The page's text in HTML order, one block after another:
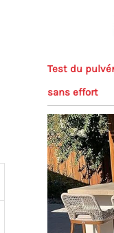
Test du
sans effort